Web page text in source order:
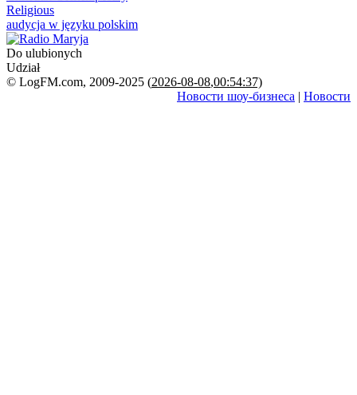
Religious
audycja w języku polskim
Do ulubionych
Udział
© LogFM.com, 2009-2025 (2026-08-08,00:54:37)
Новости шоу-бизнеса | Новости